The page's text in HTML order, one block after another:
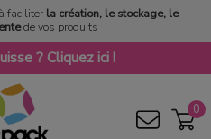
faciliter la création, le stockage, le
de vos produits
? Cliquez ici !
0